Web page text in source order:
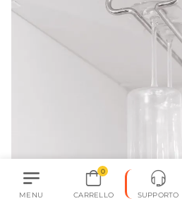
MENU
0
CARRELLO SUPPORTO